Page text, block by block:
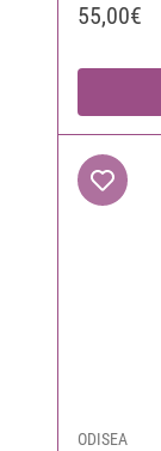
55,00€
ODISEA